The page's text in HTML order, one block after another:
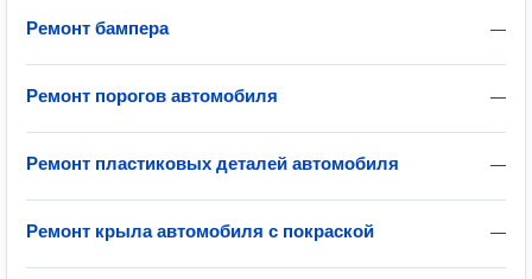
—
Ремонт бампера
—
Ремонт порогов автомобиля
—
Ремонт пластиковых деталей автомобиля
—
Ремонт крыла автомобиля с покраской